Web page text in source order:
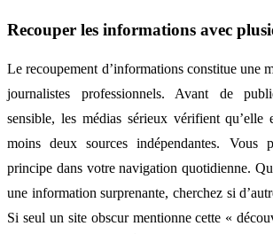
Recouper les informations avec
Le recoupement d’informations constitue une
journalistes professionnels. Avant de
sensible, les médias sérieux vérifient qu’elle
moins deux sources indépendantes. Vous
principe dans votre navigation quotidienne.
une information surprenante, cherchez si
Si seul un site obscur mentionne cette «